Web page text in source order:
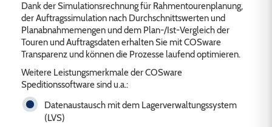
Dank der Simulationsrechnung für Rahmentourenplanung,
der Auftragssimulation nach Durchschnittswerten und
Planabnahmemengen und dem Plan-/Ist-Vergleich der
Touren und Auftragsdaten erhalten Sie mit COSware
Transparenz und können die Prozesse laufend optimieren.
Weitere Leistungsmerkmale der COSware
Speditionssoftware sind u.a.:
Datenaustausch mit dem Lagerverwaltungssystem
(LVS)